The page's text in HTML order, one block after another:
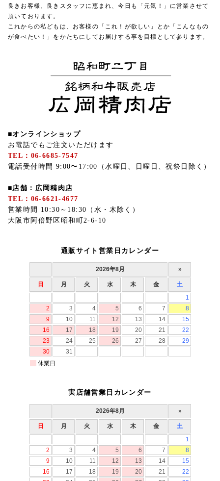
良きお客様、良きスタッフに恵まれ、今日も「元気！」に営業させて
頂いております。
これからの私どもは、お客様の「これ！が欲しい」とか「こんなもの
が食べたい！」をかたちにしてお届けする事を目標として参ります。
■オンラインショップ
お電話でもご注文いただけます
TEL：06-6685-7547
電話受付時間 9:00〜17:00（水曜日、日曜日、祝祭日除く）
■店舗：広岡精肉店
TEL：06-6621-4677
営業時間 10:30～18:30（水・木除く）
大阪市阿倍野区昭和町2-6-10
通販サイト営業日カレンダー
実店舗営業日カレンダー